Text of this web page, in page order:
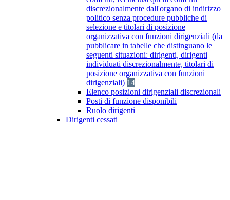
discrezionalmente dall'organo di indirizzo
politico senza procedure pubbliche di
selezione e titolari di posizione
organizzativa con funzioni dirigenziali (da
pubblicare in tabelle che distinguano le
seguenti situazioni: dirigenti, dirigenti
individuati discrezionalmente, titolari di
posizione organizzativa con funzioni
dirigenziali) 14
Elenco posizioni dirigenziali discrezionali
Posti di funzione disponibili
Ruolo dirigenti
Dirigenti cessati